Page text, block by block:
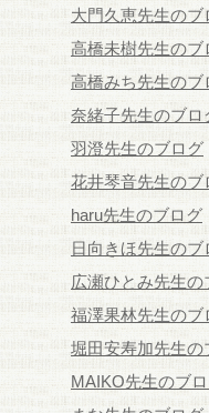
大門久恵先生のブ
高橋未樹先生のブ
高橋みち先生のブ
奈緒子先生のブロ
羽澄先生のブログ
花井琴音先生のブ
haru先生のブログ
日向きほ先生のブ
広瀬ひとみ先生の
福澤果林先生のブ
堀田安寿加先生の
MAIKO先生のブ